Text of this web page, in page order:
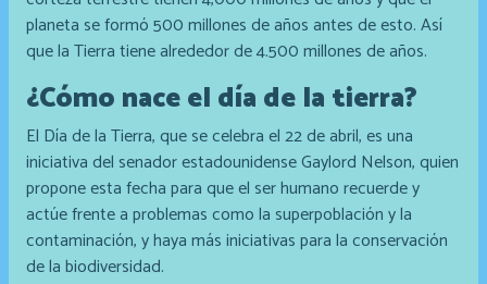
planeta se formó 500 millones de años antes de esto. Así
que la Tierra tiene alrededor de 4.500 millones de años.
¿Cómo nace el día de la tierra?
El Día de la Tierra, que se celebra el 22 de abril, es una
iniciativa del senador estadounidense Gaylord Nelson, quien
propone esta fecha para que el ser humano recuerde y
actúe frente a problemas como la superpoblación y la
contaminación, y haya más iniciativas para la conservación
de la biodiversidad.